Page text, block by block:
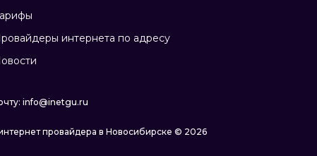
интернета по адресу
info@inetgu.ru
провайдера в Новосибирске © 2026